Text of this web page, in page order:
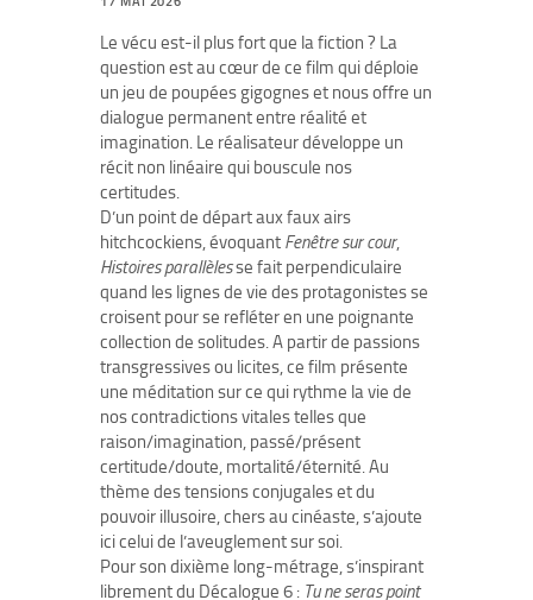
Le vécu est-il plus fort que la fiction ? La
question est au cœur de ce film qui déploie
un jeu de poupées gigognes et nous offre un
dialogue permanent entre réalité et
imagination. Le réalisateur développe un
récit non linéaire qui bouscule nos
certitudes.
D’un point de départ aux faux airs
hitchcockiens, évoquant Fenêtre sur cour,
Histoires parallèlesse fait perpendiculaire
quand les lignes de vie des protagonistes se
croisent pour se refléter en une poignante
collection de solitudes. A partir de passions
transgressives ou licites, ce film présente
une méditation sur ce qui rythme la vie de
nos contradictions vitales telles que
raison/imagination, passé/présent
certitude/doute, mortalité/éternité. Au
thème des tensions conjugales et du
pouvoir illusoire, chers au cinéaste, s’ajoute
ici celui de l’aveuglement sur soi.
Pour son dixième long-métrage, s’inspirant
librement du Décalogue 6 : Tu ne seras point